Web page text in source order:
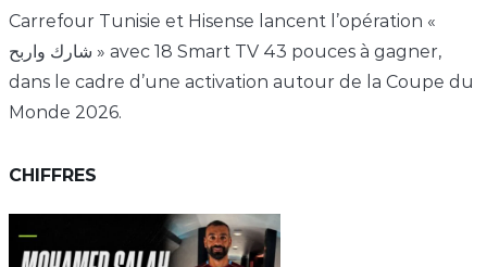
Carrefour Tunisie et Hisense lancent l’opération «
شارك واربح » avec 18 Smart TV 43 pouces à gagner,
dans le cadre d’une activation autour de la Coupe du
Monde 2026.
CHIFFRES